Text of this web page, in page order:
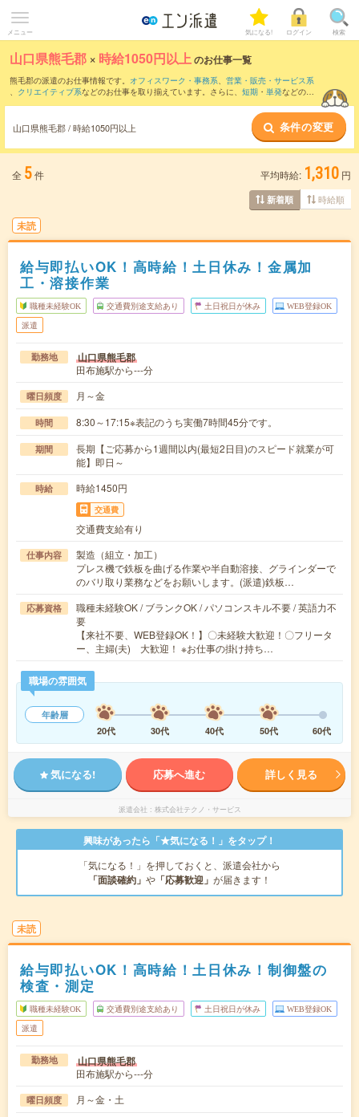
メニュー 気になる! ログイン 検索
山口県熊毛郡 × 時給1050円以上のお仕事一覧
熊毛郡の派遣のお仕事情報です。 オフィスワーク・事務系、 営業・販売・サービス系
、 クリエイティブ系などのお仕事を取り揃えています。さらに、 短期 ・ 単発などの期
山口県熊毛郡 / 時給1050円以上 条件の変更
全 5件 平均時給: 1,310 円
新着順 時給順
未読
給与即払いOK！高時給！土日休み！金属加
工・溶接作業
職種未経験OK 交通費別途支給あり 土日祝日が休み WEB登録OK
派遣
勤務地 山口県熊毛郡
田布施駅から---分
曜日頻度 月～金
時間 8:30～17:15※表記のうち実働7時間45分です。
期間
長期【ご応募から1週間以内(最短2日目)のスピード就業が可
能】即日～
時給 時給1450円
交通費
交通費支給有り
仕事内容
製造（組立・加工）
プレス機で鉄板を曲げる作業や半自動溶接、グラインダーで
のバリ取り業務などをお願いします。(派遣)鉄板…
応募資格
職種未経験OK / ブランクOK / パソコンスキル不要 / 英語力不
要
【来社不要、WEB登録OK！】〇未経験大歓迎！〇フリータ
ー、主婦(夫) 大歓迎！ ※お仕事の掛け持ち…
職場の雰囲気
年齢層
20代
30代 40代 50代 60代
気になる! 応募へ進む 詳しく見る
派遣会社 株式会社テクノ・サービス
興味があったら「★気になる！」をタップ！
「気になる！」を押しておくと、派遣会社から
「面談確約」 や 「応募歓迎」 が届きます！
未読
給与即払いOK！高時給！土日休み！制御盤の
検査・測定
職種未経験OK 交通費別途支給あり 土日祝日が休み WEB登録OK
派遣
勤務地 山口県熊毛郡
田布施駅から---分
曜日頻度 月～金・土